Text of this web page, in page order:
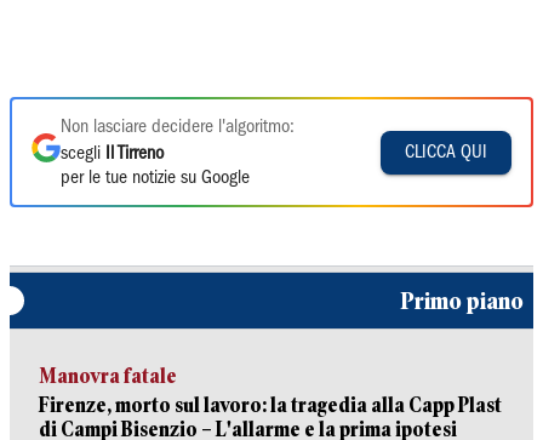
Non lasciare decidere l'algoritmo:
scegli
Il Tirreno
per le tue notizie su Google
CLICCA QUI
Primo piano
Manovra fatale
Firenze, morto sul lavoro: la tragedia alla Capp Plast
di Campi Bisenzio – L'allarme e la prima ipotesi